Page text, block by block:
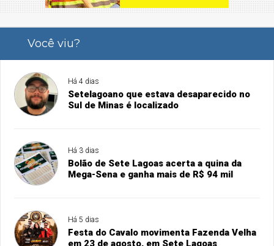
Você viu?
Há 4 dias
Setelagoano que estava desaparecido no
Sul de Minas é localizado
Há 3 dias
Bolão de Sete Lagoas acerta a quina da
Mega-Sena e ganha mais de R$ 94 mil
Há 5 dias
Festa do Cavalo movimenta Fazenda Velha
em 23 de agosto, em Sete Lagoas